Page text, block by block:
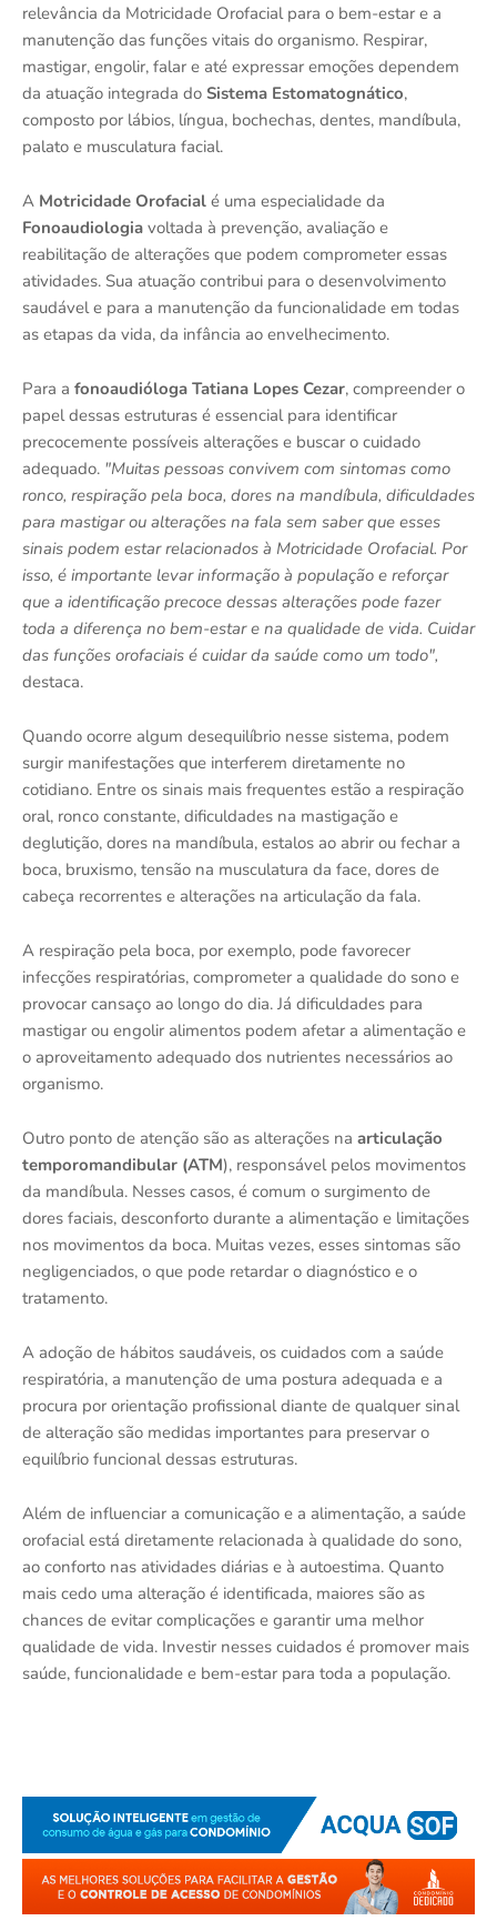
relevância da Motricidade Orofacial para o bem-estar e a
manutenção das funções vitais do organismo. Respirar,
mastigar, engolir, falar e até expressar emoções dependem
da atuação integrada do Sistema Estomatognático,
composto por lábios, língua, bochechas, dentes, mandíbula,
palato e musculatura facial.
A Motricidade Orofacial é uma especialidade da
Fonoaudiologia voltada à prevenção, avaliação e
reabilitação de alterações que podem comprometer essas
atividades. Sua atuação contribui para o desenvolvimento
saudável e para a manutenção da funcionalidade em todas
as etapas da vida, da infância ao envelhecimento.
Para a fonoaudióloga Tatiana Lopes Cezar, compreender o
papel dessas estruturas é essencial para identificar
precocemente possíveis alterações e buscar o cuidado
adequado. "Muitas pessoas convivem com sintomas como
ronco, respiração pela boca, dores na mandíbula, dificuldades
para mastigar ou alterações na fala sem saber que esses
sinais podem estar relacionados à Motricidade Orofacial. Por
isso, é importante levar informação à população e reforçar
que a identificação precoce dessas alterações pode fazer
toda a diferença no bem-estar e na qualidade de vida. Cuidar
das funções orofaciais é cuidar da saúde como um todo",
destaca.
Quando ocorre algum desequilíbrio nesse sistema, podem
surgir manifestações que interferem diretamente no
cotidiano. Entre os sinais mais frequentes estão a respiração
oral, ronco constante, dificuldades na mastigação e
deglutição, dores na mandíbula, estalos ao abrir ou fechar a
boca, bruxismo, tensão na musculatura da face, dores de
cabeça recorrentes e alterações na articulação da fala.
A respiração pela boca, por exemplo, pode favorecer
infecções respiratórias, comprometer a qualidade do sono e
provocar cansaço ao longo do dia. Já dificuldades para
mastigar ou engolir alimentos podem afetar a alimentação e
o aproveitamento adequado dos nutrientes necessários ao
organismo.
Outro ponto de atenção são as alterações na articulação
temporomandibular (ATM), responsável pelos movimentos
da mandíbula. Nesses casos, é comum o surgimento de
dores faciais, desconforto durante a alimentação e limitações
nos movimentos da boca. Muitas vezes, esses sintomas são
negligenciados, o que pode retardar o diagnóstico e o
tratamento.
A adoção de hábitos saudáveis, os cuidados com a saúde
respiratória, a manutenção de uma postura adequada e a
procura por orientação profissional diante de qualquer sinal
de alteração são medidas importantes para preservar o
equilíbrio funcional dessas estruturas.
Além de influenciar a comunicação e a alimentação, a saúde
orofacial está diretamente relacionada à qualidade do sono,
ao conforto nas atividades diárias e à autoestima. Quanto
mais cedo uma alteração é identificada, maiores são as
chances de evitar complicações e garantir uma melhor
qualidade de vida. Investir nesses cuidados é promover mais
saúde, funcionalidade e bem-estar para toda a população.